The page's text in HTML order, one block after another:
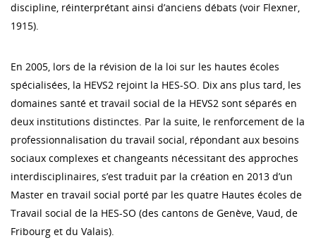
discipline, réinterprétant ainsi d’anciens débats (voir Flexner,
1915).
En 2005, lors de la révision de la loi sur les hautes écoles
spécialisées, la HEVS2 rejoint la HES-SO. Dix ans plus tard, les
domaines santé et travail social de la HEVS2 sont séparés en
deux institutions distinctes. Par la suite, le renforcement de la
professionnalisation du travail social, répondant aux besoins
sociaux complexes et changeants nécessitant des approches
interdisciplinaires, s’est traduit par la création en 2013 d’un
Master en travail social porté par les quatre Hautes écoles de
Travail social de la HES-SO (des cantons de Genève, Vaud, de
Fribourg et du Valais).